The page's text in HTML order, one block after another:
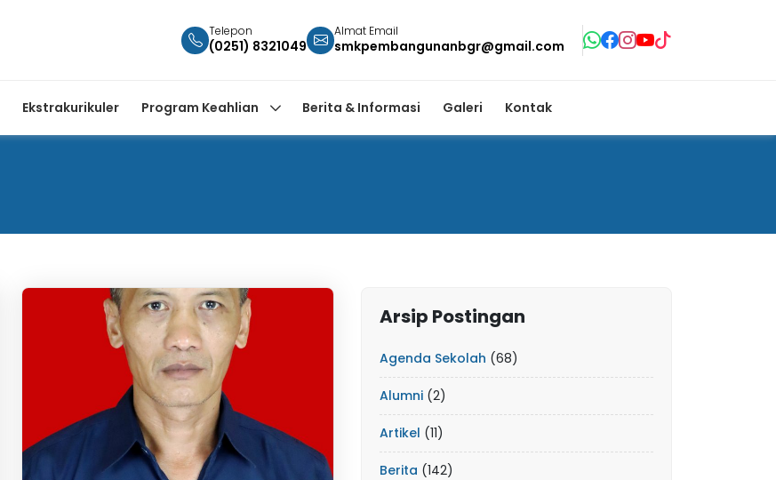
Telepon
(0251) 8321049
Almat Email
smkpembangunanbgr@gmail.com
Ekstrakurikuler Program Keahlian Berita & Informasi Galeri Kontak
Arsip Postingan
Agenda Sekolah (68)
Alumni (2)
Artikel (11)
Berita (142)